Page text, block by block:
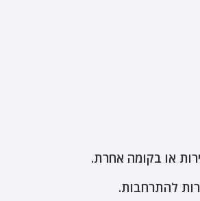
או בקומה אחרת.
להתרחבות.